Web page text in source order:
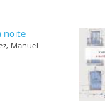
noite
Manuel